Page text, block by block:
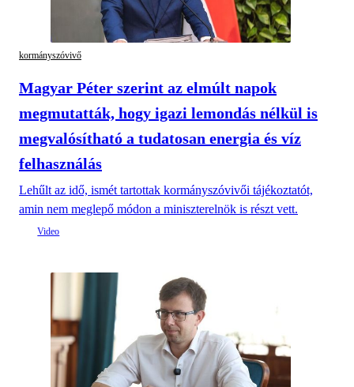
kormányszóvivő
Magyar Péter szerint az elmúlt napok
megmutatták, hogy igazi lemondás nélkül is
megvalósítható a tudatosan energia és víz
felhasználás
Lehűlt az idő, ismét tartottak kormányszóvivői tájékoztatót,
amin nem meglepő módon a miniszterelnök is részt vett.